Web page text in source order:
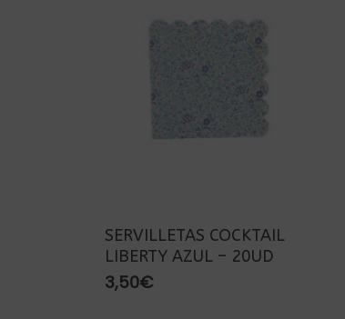
SERVILLETAS COCKTAIL
LIBERTY AZUL – 20UD
3,50€